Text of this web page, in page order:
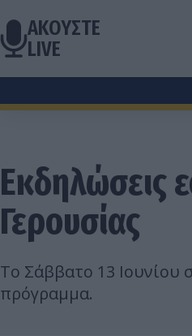
ΑΚΟΥΣΤΕ
LIVE
Εκδηλώσεις
Γερουσίας
Το Σάββατο 13 Ιουνίου
πρόγραμμα.